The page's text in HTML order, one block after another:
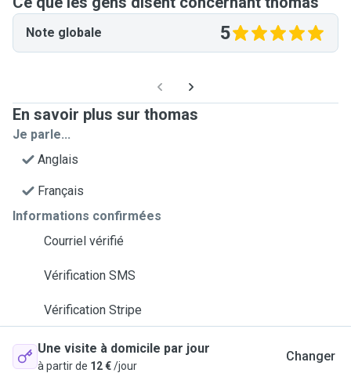
Note globale 5
En savoir plus sur thomas
Je parle...
Anglais
Français
Informations confirmées
Courriel vérifié
Vérification SMS
Vérification Stripe
Une visite à domicile par jour
à partir de 12 €/jour
Changer